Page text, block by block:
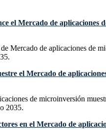
el Mercado de aplicaciones
Mercado de aplicaciones de
el Mercado de
de microinversión
2035.
en el Mercado de